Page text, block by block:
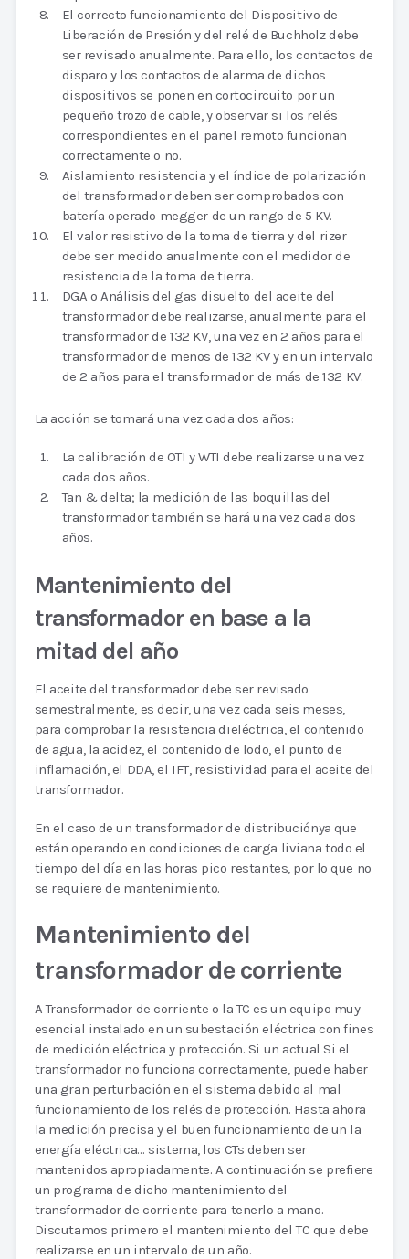
El correcto funcionamiento del Dispositivo de
Liberación de Presión y del relé de Buchholz debe
ser revisado anualmente. Para ello, los contactos de
disparo y los contactos de alarma de dichos
dispositivos se ponen en cortocircuito por un
pequeño trozo de cable, y observar si los relés
correspondientes en el panel remoto funcionan
correctamente o no.
Aislamiento resistencia y el índice de polarización
del transformador deben ser comprobados con
batería operado megger de un rango de 5 KV.
El valor resistivo de la toma de tierra y del rizer
debe ser medido anualmente con el medidor de
resistencia de la toma de tierra.
DGA o Análisis del gas disuelto del aceite del
transformador debe realizarse, anualmente para el
transformador de 132 KV, una vez en 2 años para el
transformador de menos de 132 KV y en un intervalo
de 2 años para el transformador de más de 132 KV.
La acción se tomará una vez cada dos años:
La calibración de OTI y WTI debe realizarse una vez
cada dos años.
Tan & delta; la medición de las boquillas del
transformador también se hará una vez cada dos
años.
Mantenimiento del
transformador en base a la
mitad del año
El aceite del transformador debe ser revisado
semestralmente, es decir, una vez cada seis meses,
para comprobar la resistencia dieléctrica, el contenido
de agua, la acidez, el contenido de lodo, el punto de
inflamación, el DDA, el IFT, resistividad para el aceite del
transformador.
En el caso de un transformador de distribuciónya que
están operando en condiciones de carga liviana todo el
tiempo del día en las horas pico restantes, por lo que no
se requiere de mantenimiento.
Mantenimiento del
transformador de corriente
A Transformador de corriente o la TC es un equipo muy
esencial instalado en un subestación eléctrica con fines
de medición eléctrica y protección. Si un actual Si el
transformador no funciona correctamente, puede haber
una gran perturbación en el sistema debido al mal
funcionamiento de los relés de protección. Hasta ahora
la medición precisa y el buen funcionamiento de un la
energía eléctrica… sistema, los CTs deben ser
mantenidos apropiadamente. A continuación se prefiere
un programa de dicho mantenimiento del
transformador de corriente para tenerlo a mano.
Discutamos primero el mantenimiento del TC que debe
realizarse en un intervalo de un año.